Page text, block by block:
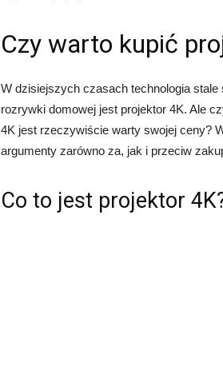
Czy warto kupić
W dzisiejszych czasach technologia
rozrywki domowej jest projektor 4K. Ale
4K jest rzeczywiście warty swojej ceny?
argumenty zarówno za, jak i przeciw
Co to jest projektor